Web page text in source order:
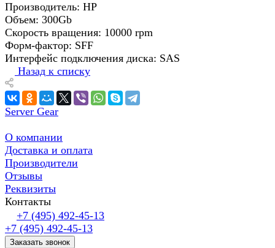
Производитель: HP
Объем: 300Gb
Скорость вращения: 10000 rpm
Форм-фактор: SFF
Интерфейс подключения диска: SAS
Назад к списку
Server Gear
О компании
Доставка и оплата
Производители
Отзывы
Реквизиты
Контакты
+7 (495) 492-45-13
+7 (495) 492-45-13
Заказать звонок